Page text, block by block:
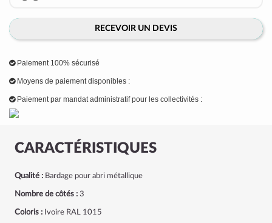
CARACTÉRISTIQUES
Qualité : Bardage pour abri métallique
Nombre de côtés : 3
Coloris : Ivoire RAL 1015
RECEVOIR UN DEVIS
Paiement 100% sécurisé
Moyens de paiement disponibles :
Paiement par mandat administratif pour les collectivités :